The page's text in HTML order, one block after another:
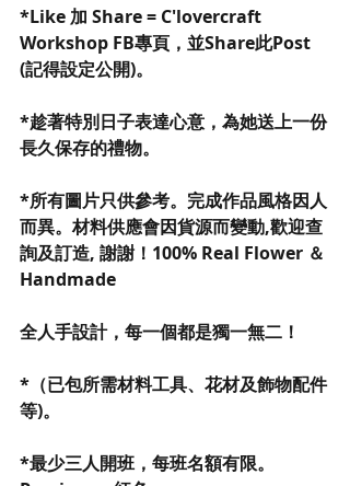
*Like 加 Share = C'lovercraft
Workshop FB專頁，並Share此Post
(記得設定公開)。
*趁著特別日子表達心意，為她送上一份
長久保存的禮物。
*所有圖片只供參考。完成作品風格因人
而異。材料供應會因貨源而變動,歡迎查
詢及訂造, 謝謝！100% Real Flower ＆
Handmade
全人手設計，每一個都是獨一無二！
*（已包所需材料工具、花材及飾物配件
等)。
*最少三人開班，每班名額有限。